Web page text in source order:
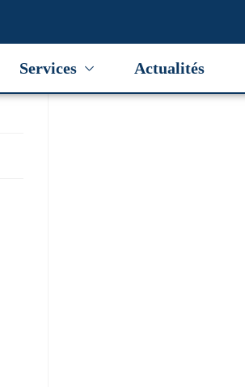
Services Actualités